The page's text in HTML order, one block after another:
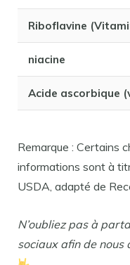
Riboflavine
niacine
Acide ascorbique
Remarque : Certains
informations sont à
USDA, adapté de
N’oubliez pas à
sociaux afin de nous